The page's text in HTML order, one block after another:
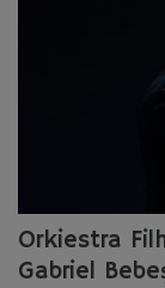
Orkiestra
Gabriel